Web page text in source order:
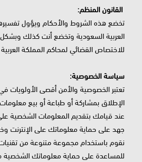
القانون المنظم:
تخضع هذه الشروط والأحكام ويؤول
العربية السعودية وتخضع أنت كذلك
للاختصاص القضائي لمحاكم المملكة
سياسة الخصوصية:
تعتبر الخصوصية والأمن أقصى الأولويات
الإطلاق بمشاركة أو طباعة أو بيع
عند قيامك بتقديم المعلومات الشخصية
جهد على حماية معلوماتك على الإنترنت
نقوم باستخدام مجموعة متنوعة من تقنيات
للمساعدة على حماية معلوماتك الشخصية